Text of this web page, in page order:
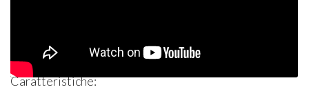
Caratteristiche: